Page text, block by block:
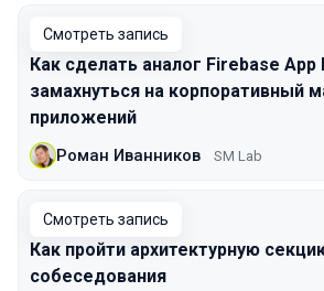
Смотреть запись
Как сделать аналог Firebase
замахнуться на корпоративный
приложений
Роман Иванников SM Lab
Смотреть запись
Как пройти архитектурную
собеседования